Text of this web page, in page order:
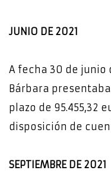
JUNIO DE 2021
A fecha 30 de junio
Bárbara
plazo de 95.455,32
disposición de
SEPTIEMBRE DE 2021